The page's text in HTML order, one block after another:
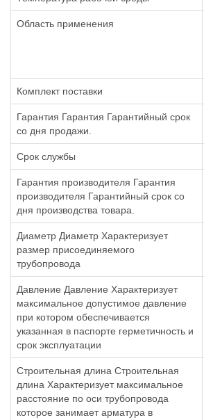
Область применения
Комплект поставки
Гарантия Гарантия Гарантийный срок
со дня продажи.
Срок службы
Гарантия производителя Гарантия
производителя Гарантийный срок со
дня производства товара.
Диаметр Диаметр Характеризует
размер присоединяемого
трубопровода
Давление Давление Характеризует
максимальное допустимое давление
при котором обеспечивается
указанная в паспорте герметичность и
срок эксплуатации
Строительная длина Строительная
длина Характеризует максимальное
расстояние по оси трубопровода
которое занимает арматура в